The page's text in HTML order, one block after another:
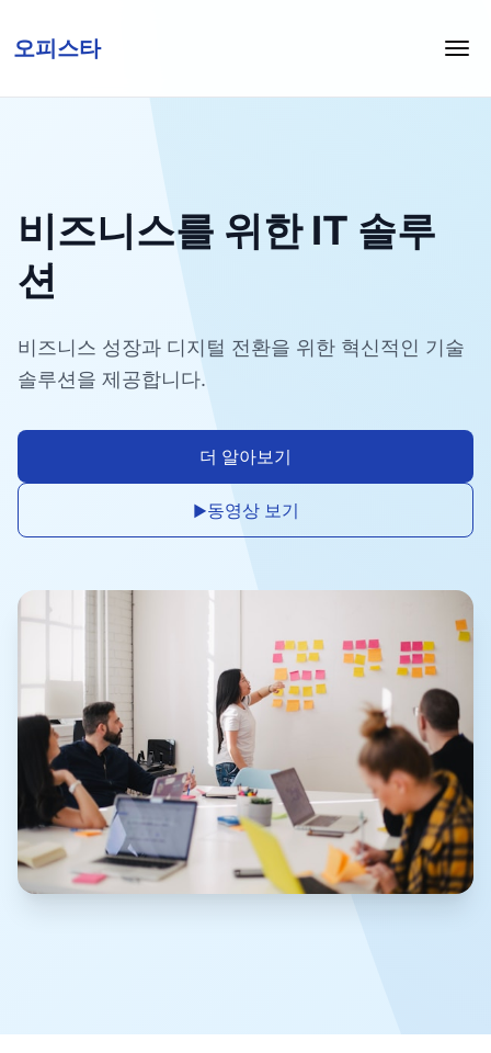
오피스타
비즈니스를 위한 IT 솔루
션
비즈니스 성장과 디지털 전환을 위한 혁신적인 기술
솔루션을 제공합니다.
더 알아보기
▶동영상 보기